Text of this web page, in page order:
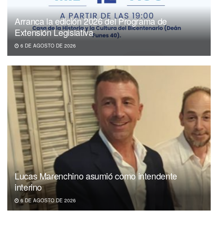
Arranca la edición 2026 del Programa de
Extensión Legislativa
6 DE AGOSTO DE 2026
Lucas Marenchino asumió como intendente
interino
6 DE AGOSTO DE 2026